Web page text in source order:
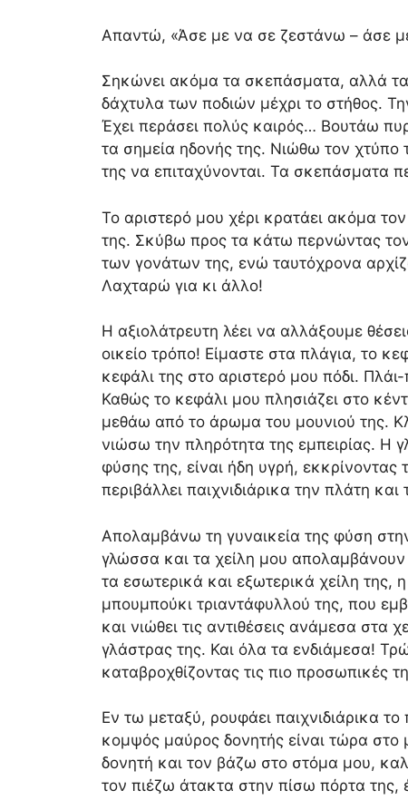
Απαντώ, «Άσε με να σε ζεστάνω – άσε
Σηκώνει ακόμα τα σκεπάσματα, αλλά
δάχτυλα των ποδιών μέχρι το στήθος.
Έχει περάσει πολύς καιρός… Βουτάω
τα σημεία ηδονής της. Νιώθω τον χτύπο
της να επιταχύνονται. Τα σκεπάσματα
Το αριστερό μου χέρι κρατάει ακόμα
της. Σκύβω προς τα κάτω περνώντας
των γονάτων της, ενώ ταυτόχρονα
Λαχταρώ για κι άλλο!
Η αξιολάτρευτη λέει να αλλάξουμε
οικείο τρόπο! Είμαστε στα πλάγια, το
κεφάλι της στο αριστερό μου πόδι.
Καθώς το κεφάλι μου πλησιάζει στο
μεθάω από το άρωμα του μουνιού της.
νιώσω την πληρότητα της εμπειρίας. Η
φύσης της, είναι ήδη υγρή, εκκρίνοντας
περιβάλλει παιχνιδιάρικα την πλάτη
Απολαμβάνω τη γυναικεία της φύση
γλώσσα και τα χείλη μου
τα εσωτερικά και εξωτερικά χείλη της,
μπουμπούκι τριαντάφυλλού της, που
και νιώθει τις αντιθέσεις ανάμεσα στα
γλάστρας της. Και όλα τα ενδιάμεσα!
καταβροχθίζοντας τις πιο προσωπικές
Εν τω μεταξύ, ρουφάει παιχνιδιάρικα
κομψός μαύρος δονητής είναι τώρα
δονητή και τον βάζω στο στόμα μου,
τον πιέζω άτακτα στην πίσω πόρτα της,